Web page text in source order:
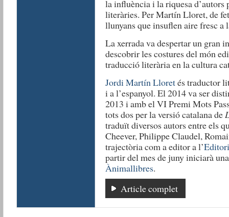
la influència i la riquesa d’autors
literàries. Per Martín Lloret, de
llunyans que insuflen aire fresc a
La xerrada va despertar un gran
descobrir les costures del món
traducció literària en la cultura
Jordi Martín Lloretés traductor
i a l’espanyol. El 2014 va ser
2013 i amb el VI Premi Mots
tots dos per la versió catalana de
traduït diversos autors entre els
Cheever, Philippe Claudel,
trajectòria com a editor a l’
partir del mes de juny iniciarà
Ànimallibres.
Article complet